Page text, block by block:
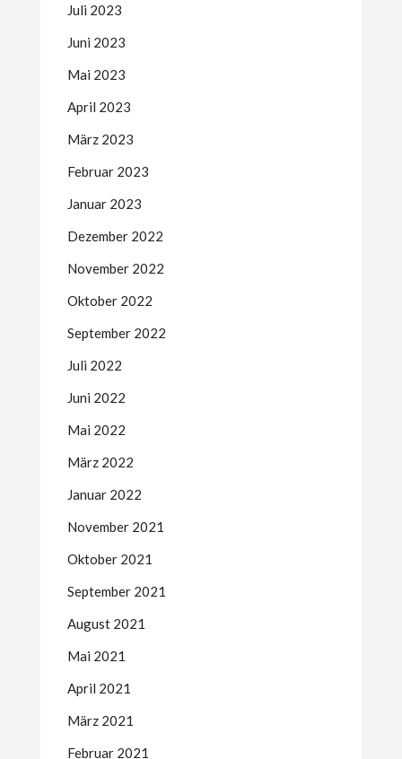
Juli 2023
Juni 2023
Mai 2023
April 2023
März 2023
Februar 2023
Januar 2023
Dezember 2022
November 2022
Oktober 2022
September 2022
Juli 2022
Juni 2022
Mai 2022
März 2022
Januar 2022
November 2021
Oktober 2021
September 2021
August 2021
Mai 2021
April 2021
März 2021
Februar 2021